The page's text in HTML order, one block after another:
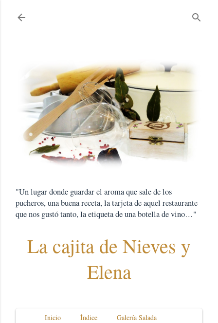
"Un lugar donde guardar el aroma que sale de los
pucheros, una buena receta, la tarjeta de aquel restaurante
que nos gustó tanto, la etiqueta de una botella de vino…"
La cajita de Nieves y
Elena
Inicio Índice
Galería Salada